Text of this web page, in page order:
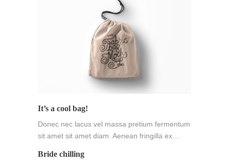
It’s a cool bag!
Donec nec lacus vel massa pretium fermentum
sit amet sit amet diam. Aenean fringilla ex…
Bride chilling